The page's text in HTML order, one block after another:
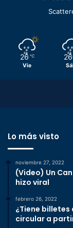
26 ℃
Vie
26
Lo más visto
noviembre 27, 2022
(Video) Un
hizo viral
febrero 26, 2022
¿Tiene billetes
circular a